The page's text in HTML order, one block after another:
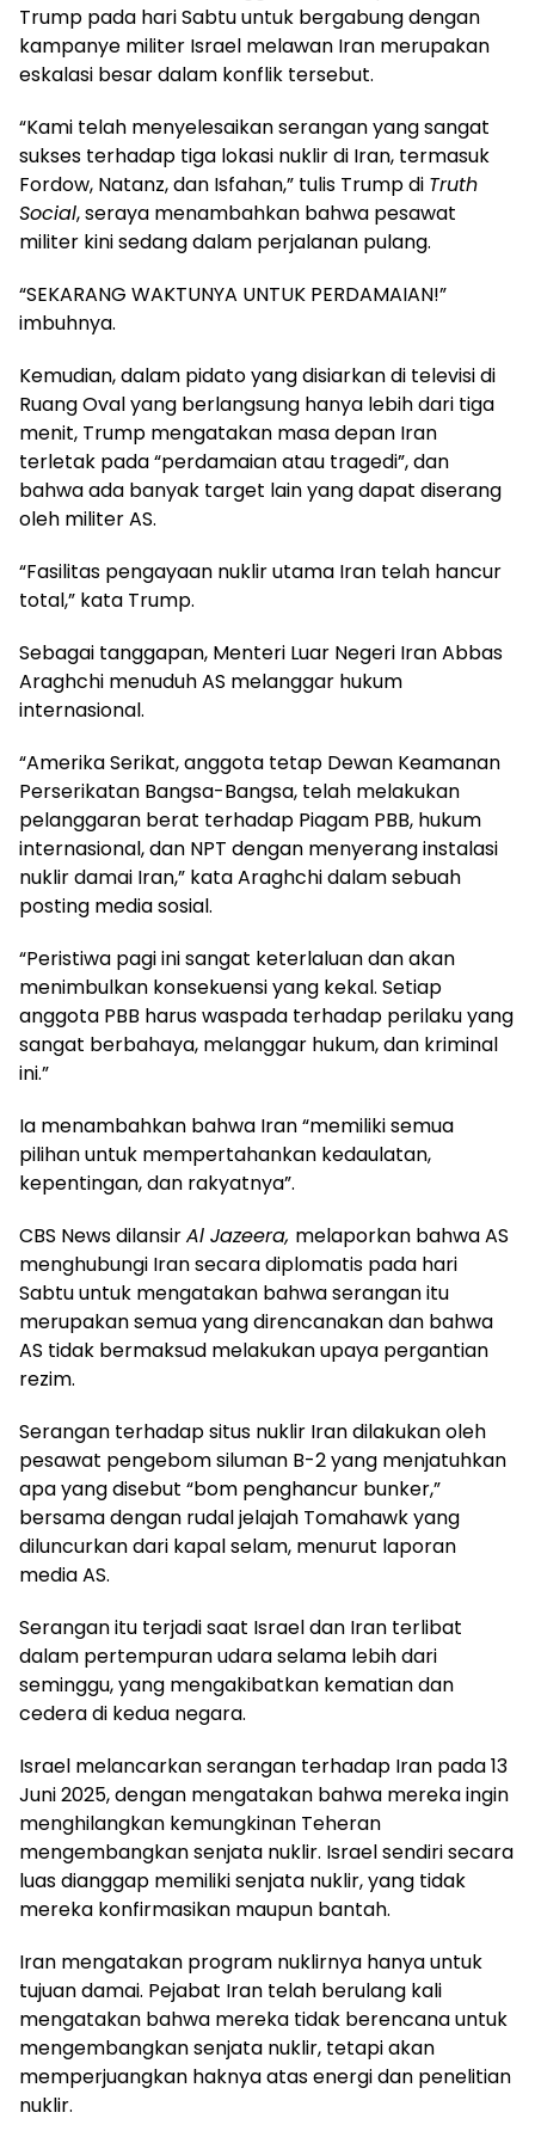
Trump pada hari Sabtu untuk bergabung dengan
kampanye militer Israel melawan Iran merupakan
eskalasi besar dalam konflik tersebut.
“Kami telah menyelesaikan serangan yang sangat
sukses terhadap tiga lokasi nuklir di Iran, termasuk
Fordow, Natanz, dan Isfahan,” tulis Trump di Truth
Social, seraya menambahkan bahwa pesawat
militer kini sedang dalam perjalanan pulang.
“SEKARANG WAKTUNYA UNTUK PERDAMAIAN!”
imbuhnya.
Kemudian, dalam pidato yang disiarkan di televisi di
Ruang Oval yang berlangsung hanya lebih dari tiga
menit, Trump mengatakan masa depan Iran
terletak pada “perdamaian atau tragedi”, dan
bahwa ada banyak target lain yang dapat diserang
oleh militer AS.
“Fasilitas pengayaan nuklir utama Iran telah hancur
total,” kata Trump.
Sebagai tanggapan, Menteri Luar Negeri Iran Abbas
Araghchi menuduh AS melanggar hukum
internasional.
“Amerika Serikat, anggota tetap Dewan Keamanan
Perserikatan Bangsa-Bangsa, telah melakukan
pelanggaran berat terhadap Piagam PBB, hukum
internasional, dan NPT dengan menyerang instalasi
nuklir damai Iran,” kata Araghchi dalam sebuah
posting media sosial.
“Peristiwa pagi ini sangat keterlaluan dan akan
menimbulkan konsekuensi yang kekal. Setiap
anggota PBB harus waspada terhadap perilaku yang
sangat berbahaya, melanggar hukum, dan kriminal
ini.”
Ia menambahkan bahwa Iran “memiliki semua
pilihan untuk mempertahankan kedaulatan,
kepentingan, dan rakyatnya”.
CBS News dilansirAl Jazeera, melaporkan bahwa AS
menghubungi Iran secara diplomatis pada hari
Sabtu untuk mengatakan bahwa serangan itu
merupakan semua yang direncanakan dan bahwa
AS tidak bermaksud melakukan upaya pergantian
rezim.
Serangan terhadap situs nuklir Iran dilakukan oleh
pesawat pengebom siluman B-2 yang menjatuhkan
apa yang disebut “bom penghancur bunker,”
bersama dengan rudal jelajah Tomahawk yang
diluncurkan dari kapal selam, menurut laporan
media AS.
Serangan itu terjadi saat Israel dan Iran terlibat
dalam pertempuran udara selama lebih dari
seminggu, yang mengakibatkan kematian dan
cedera di kedua negara.
Israel melancarkan serangan terhadap Iran pada 13
Juni 2025, dengan mengatakan bahwa mereka ingin
menghilangkan kemungkinan Teheran
mengembangkan senjata nuklir. Israel sendiri secara
luas dianggap memiliki senjata nuklir, yang tidak
mereka konfirmasikan maupun bantah.
Iran mengatakan program nuklirnya hanya untuk
tujuan damai. Pejabat Iran telah berulang kali
mengatakan bahwa mereka tidak berencana untuk
mengembangkan senjata nuklir, tetapi akan
memperjuangkan haknya atas energi dan penelitian
nuklir.